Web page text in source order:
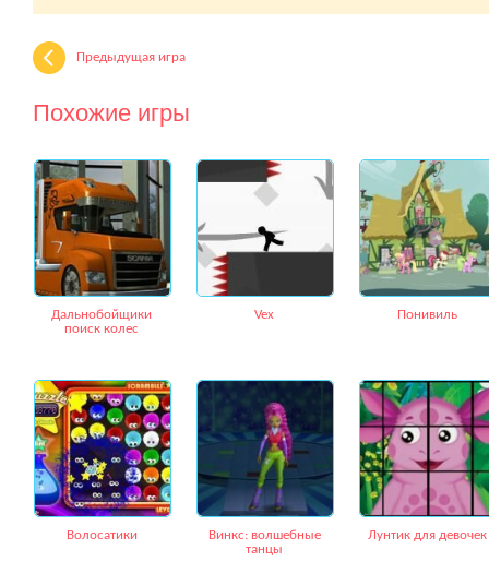
Предыдущая игра
Похожие игры
Дальнобойщики
поиск колес
Vex Понивиль
Волосатики
Винкс: волшебные
танцы
Лунтик для девочек